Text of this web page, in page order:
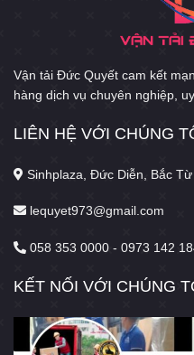
Vận tải Đức Quyết cam kết
hàng dịch vụ chuyên nghiệp,
LIÊN HỆ VỚI CHÚNG
Sinhplaza, Đức Diễn, Bắc
lequyet973@gmail.com
058 353 0000 - 0973 142
KẾT NỐI VỚI CHÚNG